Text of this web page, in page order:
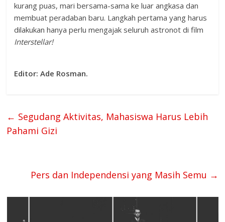
kurang puas, mari bersama-sama ke luar angkasa dan
membuat peradaban baru. Langkah pertama yang harus
dilakukan hanya perlu mengajak seluruh astronot di film
Interstellar!
Editor: Ade Rosman.
← Segudang Aktivitas, Mahasiswa Harus Lebih
Pahami Gizi
Pers dan Independensi yang Masih Semu →